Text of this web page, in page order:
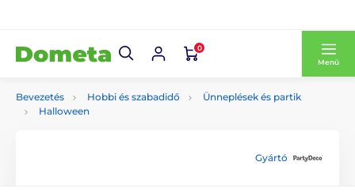
0
Menü
Bevezetés Hobbi és szabadidő
Ünneplések és partik
Halloween
Gyártó